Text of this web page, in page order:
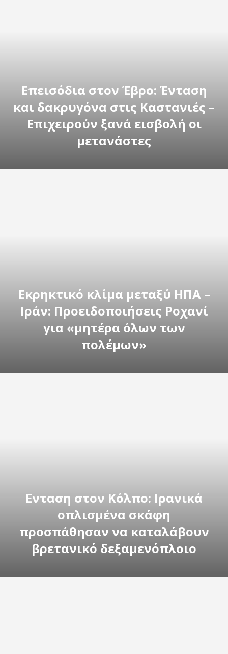
Επεισόδια στον Έβρο: Ένταση
και δακρυγόνα στις Καστανιές –
Επιχειρούν ξανά εισβολή οι
μετανάστες
Εκρηκτικό κλίμα μεταξύ ΗΠΑ –
Ιράν: Προειδοποιήσεις Ροχανί
για «μητέρα όλων των
πολέμων»
Ενταση στον Κόλπο: Ιρανικά
οπλισμένα σκάφη
προσπάθησαν να καταλάβουν
βρετανικό δεξαμενόπλοιο